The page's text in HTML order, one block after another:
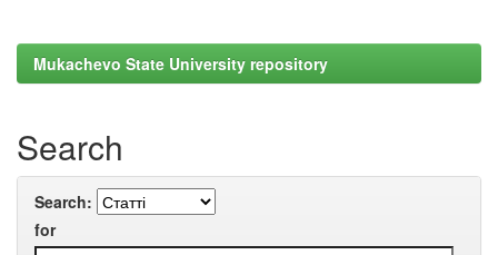
Mukachevo State University repository
Search
Search:
for